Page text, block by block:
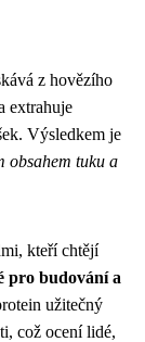
z hovězího
extrahuje
Výsledkem je
obsahem tuku a
kteří chtějí
pro budování a
užitečný
což ocení lidé,